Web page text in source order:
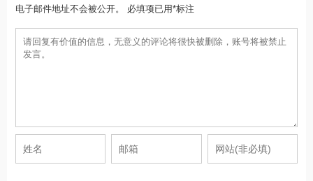
电子邮件地址不会被公开。 必填项已用*标注